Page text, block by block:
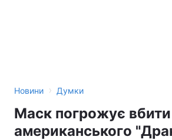
Новини › Думки
Маск погрожує вбити
американського